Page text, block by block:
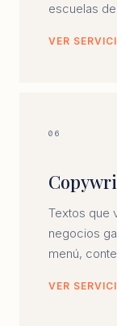
escuelas
VER
06
Textos que
negocios
menú,
VER